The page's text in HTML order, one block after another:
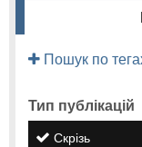
Пошук по
Тип публікацій
Скрізь